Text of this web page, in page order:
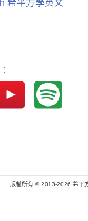
希平方學英文
版權所有 © 2013-2026 希平